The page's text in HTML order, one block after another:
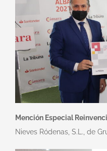
Mención Especial
Nieves Ródenas, S.L., de